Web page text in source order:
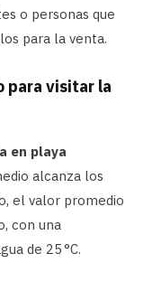
o personas que
para la venta.
para visitar la
en playa
alcanza los
el valor promedio
con una
de 25 °C.